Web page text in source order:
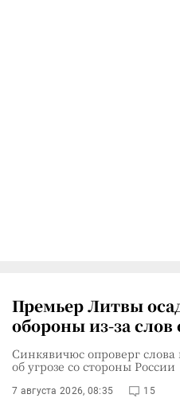
Премьер Литвы
обороны из-за слов
Синкявичюс опроверг
об угрозе со стороны России
7 августа 2026, 08:35 15